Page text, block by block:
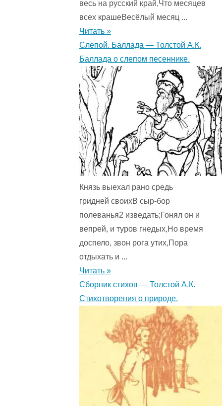
весь на русский край,Что месяцев
всех крашеВесёлый месяц ...
Читать »
Слепой. Баллада — Толстой А.К.
Баллада о слепом песеннике.
Князь выехал рано средь
гридней своихВ сыр-бор
полеванья2 изведать;Гонял он и
вепрей, и туров гнедых,Но время
доспело, звон рога утих,Пора
отдыхать и ...
Читать »
Сборник стихов — Толстой А.К.
Стихотворения о природе.